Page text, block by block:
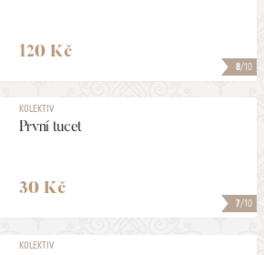
8/10
120 Kč
7/10
KOLEKTIV
První tucet
30 Kč
KOLEKTIV